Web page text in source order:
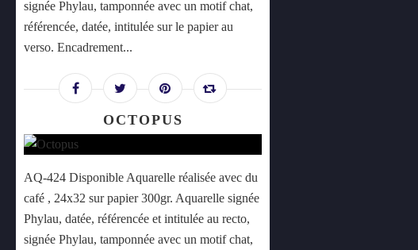
signée Phylau, tamponnée avec un motif chat,
référencée, datée, intitulée sur le papier au
verso. Encadrement...
OCTOPUS
AQ-424 Disponible Aquarelle réalisée avec du
café , 24x32 sur papier 300gr. Aquarelle signée
Phylau, datée, référencée et intitulée au recto,
signée Phylau, tamponnée avec un motif chat,